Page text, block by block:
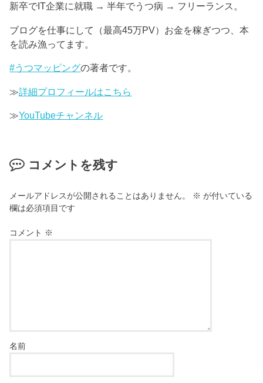
新卒でIT企業に就職 → 半年でうつ病 → フリーランス。
ブログを仕事にして（最高45万PV）お金を稼ぎつつ、本
を読み漁ってます。
#うつマッピングの著者です。
≫詳細プロフィールはこちら
≫YouTubeチャンネル
コメントを残す
メールアドレスが公開されることはありません。 ※ が付いている
欄は必須項目です
コメント ※
名前